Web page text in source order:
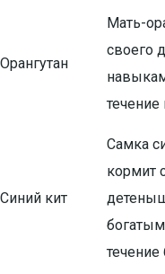
Орангутан
Мать-
своего
течение
Синий кит
Самка
кормит